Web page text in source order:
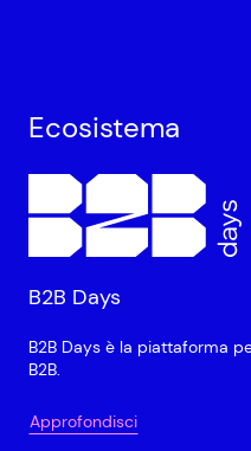
Ecosistema
B2B Days
B2B Days è la piattaforma
B2B.
Approfondisci